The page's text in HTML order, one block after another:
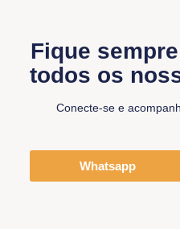
Fique
todos os
Conecte-se e
Whatsapp